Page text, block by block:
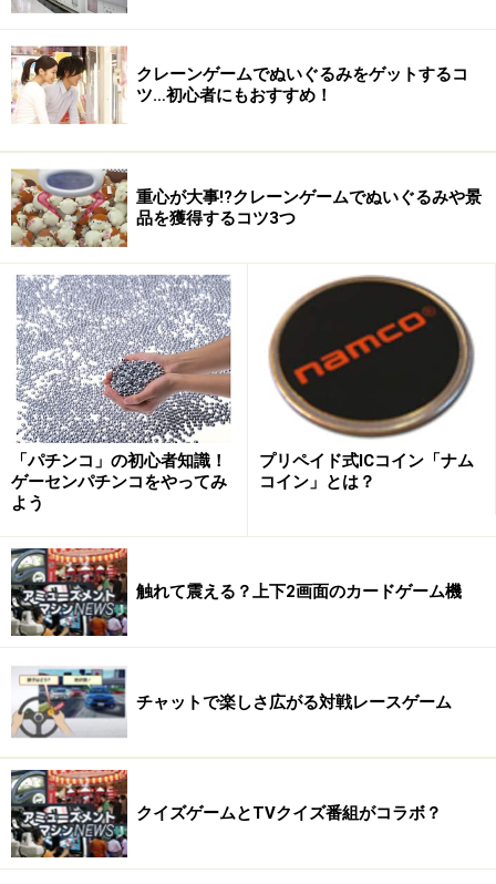
用するテーブルゲームとスロットマシンなどのマシンゲ
ームに分類することができます。カジノゲームと言う
と、ディーラーと呼ばれる人がつくテーブルゲームを連
想する人が多いのではないでしょうか。
テーブルゲームのなかでも、ブラックジャックなどのゲ
ームはプレーヤー同士での対戦ではなく、ディーラーと
の対戦となります。21により近い数の組み合わせのカー
ドを競うブラックジャックでは、カードを追加する「ヒ
ット」や持ちカードで勝負に出る「スタンド」などを選
択します。そこにはディーラーとの駆け引きがあり、対
人勝負ならではの楽しさがあるのです。
しかし、マシン相手となる従来のゲームマシンでは、い
くら人の思考に近いプログラムを搭載しても、そこにデ
ィーラーはいないので、本場カジノの緊張感を味わうこ
とはできませんでした。
クレーンゲームでぬいぐるみをゲットするコ
ツ…初心者にもおすすめ！
重心が大事!?クレーンゲームでぬいぐるみや景
品を獲得するコツ3つ
「パチンコ」の初心者知識！
ゲーセンパチンコをやってみ
よう
プリペイド式ICコイン「ナム
コイン」とは？
触れて震える？上下2画面のカードゲーム機
チャットで楽しさ広がる対戦レースゲーム
クイズゲームとTVクイズ番組がコラボ？